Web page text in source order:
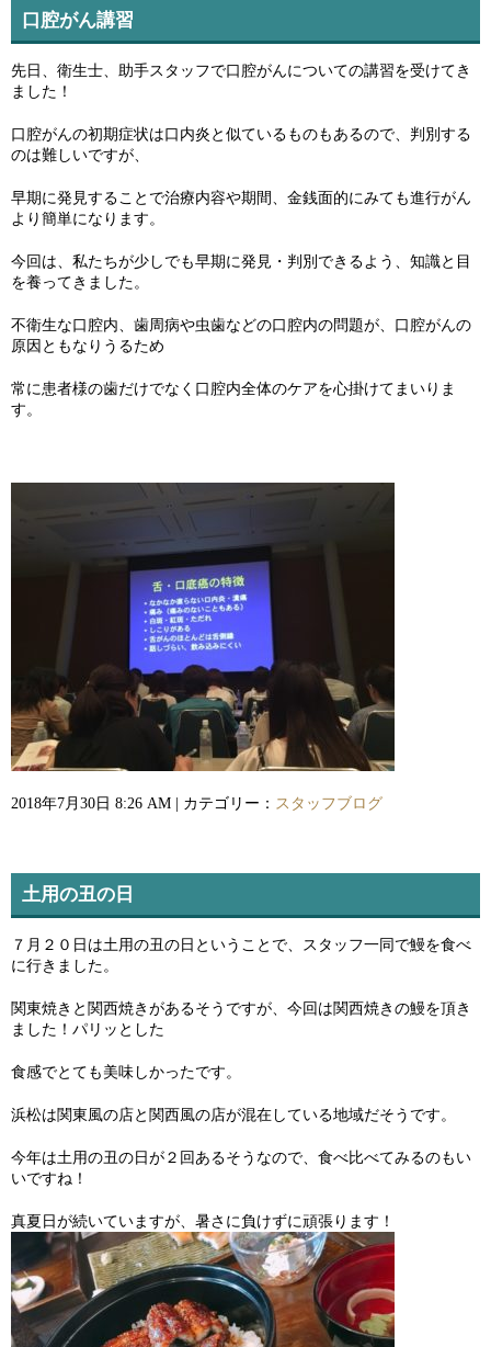
口腔がん講習
先日、衛生士、助手スタッフで口腔がんについての講習を受けてき
ました！
口腔がんの初期症状は口内炎と似ているものもあるので、判別する
のは難しいですが、
早期に発見することで治療内容や期間、金銭面的にみても進行がん
より簡単になります。
今回は、私たちが少しでも早期に発見・判別できるよう、知識と目
を養ってきました。
不衛生な口腔内、歯周病や虫歯などの口腔内の問題が、口腔がんの
原因ともなりうるため
常に患者様の歯だけでなく口腔内全体のケアを心掛けてまいりま
す。
2018年7月30日 8:26 AM | カテゴリー： スタッフブログ
土用の丑の日
７月２０日は土用の丑の日ということで、スタッフ一同で鰻を食べ
に行きました。
関東焼きと関西焼きがあるそうですが、今回は関西焼きの鰻を頂き
ました！パリッとした
食感でとても美味しかったです。
浜松は関東風の店と関西風の店が混在している地域だそうです。
今年は土用の丑の日が２回あるそうなので、食べ比べてみるのもい
いですね！
真夏日が続いていますが、暑さに負けずに頑張ります！